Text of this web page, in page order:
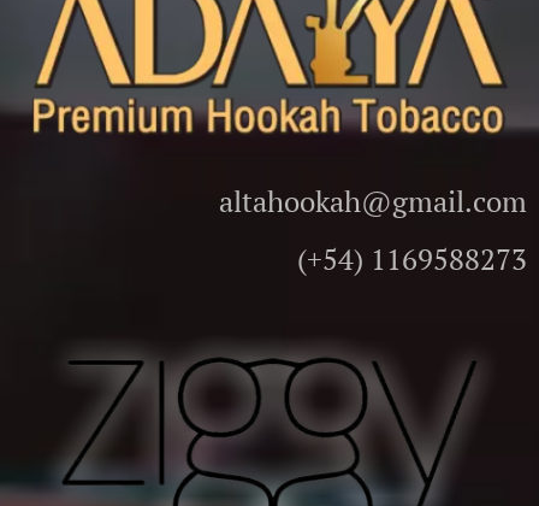
altahookah@gmail.com
(+54) 1169588273